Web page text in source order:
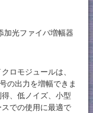
加光ファイバ増幅器
ロモジュールは、
の出力を増幅できま
、低ノイズ、小型
での使用に最適で